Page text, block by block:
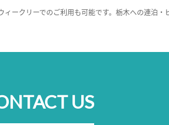
ークリーでのご利用も可能です。栃木への連泊
US